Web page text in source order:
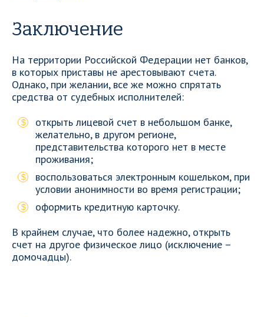
Заключение
На территории Российской Федерации нет банков,
в которых приставы не арестовывают счета.
Однако, при желании, все же можно спрятать
средства от судебных исполнителей:
открыть лицевой счет в небольшом банке,
желательно, в другом регионе,
представительства которого нет в месте
проживания;
воспользоваться электронным кошельком, при
условии анонимности во время регистрации;
оформить кредитную карточку.
В крайнем случае, что более надежно, открыть
счет на другое физическое лицо (исключение –
домочадцы).